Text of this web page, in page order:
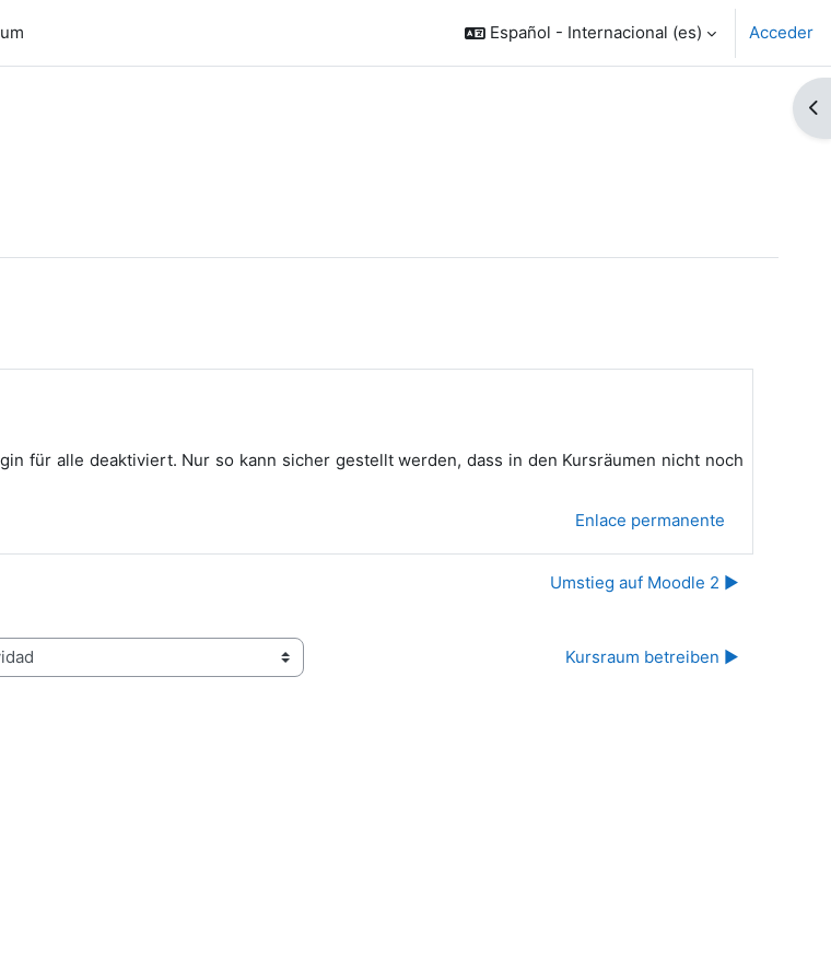
Español - Internacional ‎(es)‎ Acceder
für alle deaktiviert. Nur so kann sicher gestellt werden, dass in den Kursräumen nicht noch
Enlace permanente
Umstieg auf Moodle 2 ▶︎
Kursraum betreiben ▶︎